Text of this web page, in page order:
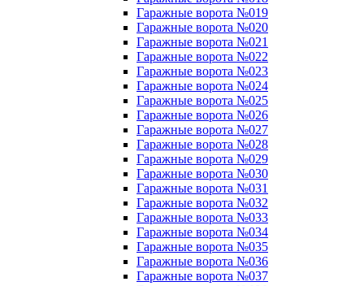
Гаражные ворота №019
Гаражные ворота №020
Гаражные ворота №021
Гаражные ворота №022
Гаражные ворота №023
Гаражные ворота №024
Гаражные ворота №025
Гаражные ворота №026
Гаражные ворота №027
Гаражные ворота №028
Гаражные ворота №029
Гаражные ворота №030
Гаражные ворота №031
Гаражные ворота №032
Гаражные ворота №033
Гаражные ворота №034
Гаражные ворота №035
Гаражные ворота №036
Гаражные ворота №037